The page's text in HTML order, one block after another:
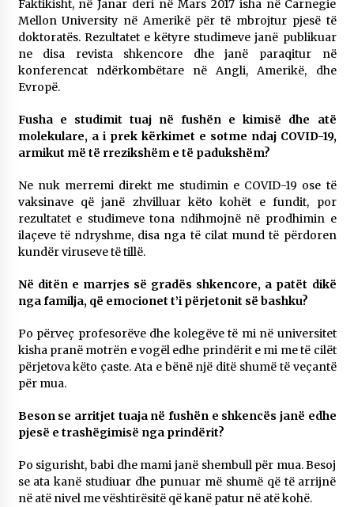
Faktikisht, në Janar deri në Mars 2017 isha në Carnegie
Mellon University në Amerikë për të mbrojtur pjesë të
doktoratës. Rezultatet e këtyre studimeve janë publikuar
ne disa revista shkencore dhe janë paraqitur në
konferencat ndërkombëtare në Angli, Amerikë, dhe
Evropë.
Fusha e studimit tuaj në fushën e kimisë dhe atë
molekulare, a i prek kërkimet e sotme ndaj COVID-19,
armikut më të rrezikshëm e të padukshëm?
Ne nuk merremi direkt me studimin e COVID-19 ose të
vaksinave që janë zhvilluar këto kohët e fundit, por
rezultatet e studimeve tona ndihmojnë në prodhimin e
ilaçeve të ndryshme, disa nga të cilat mund të përdoren
kundër viruseve të tillë.
Në ditën e marrjes së gradës shkencore, a patët dikë
nga familja, që emocionet t’i përjetonit së bashku?
Po përveç profesorëve dhe kolegëve të mi në universitet
kisha pranë motrën e vogël edhe prindërit e mi me të cilët
përjetova këto çaste. Ata e bënë një ditë shumë të veçantë
për mua.
Beson se arritjet tuaja në fushën e shkencës janë edhe
pjesë e trashëgimisë nga prindërit?
Po sigurisht, babi dhe mami janë shembull për mua. Besoj
se ata kanë studiuar dhe punuar më shumë që të arrijnë
në atë nivel me vështirësitë që kanë patur në atë kohë.